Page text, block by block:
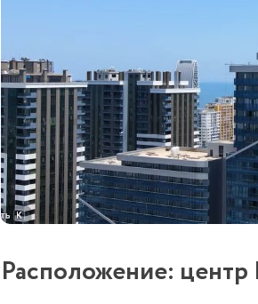
Расположение: